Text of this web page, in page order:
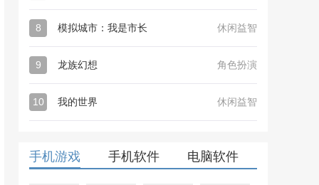
8 模拟城市：我是市长 休闲益智
9 龙族幻想 角色扮演
10 我的世界 休闲益智
手机游戏 手机软件 电脑软件